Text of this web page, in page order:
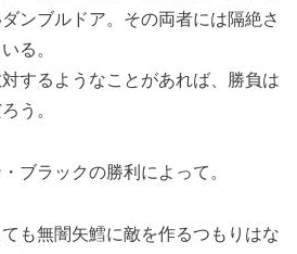
ンブルドア。その両者には隔絶さ
る。
するようなことがあれば、勝負は
う。
ブラックの勝利によって。
も無闇矢鱈に敵を作るつもりはな